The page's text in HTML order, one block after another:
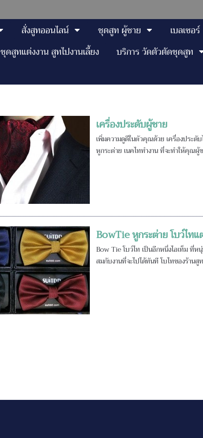
สั่งสูทออนไลน์ ชุดสูท ผู้ชาย เบลเซอร์
ชุดสูทแต่งงาน สูทไปงานเลี้ยง บริการ วัดตัวตัดชุดสูท
เครื่องประดับผู้ชาย
เพิ่มความดูดีในตัวคุณด้วย เครื่องประ
หูกระต่าย เนคไททำงาน ที่จะทำให้คุณผู้
BowTie หูกระต่าย โบว์ไทแ
Bow Tie โบว์ไท เป็นอีกหนึ่งไอเท็ม ที่ห
สมกับงานที่จะไปได้ทันที โบไทของร้าน